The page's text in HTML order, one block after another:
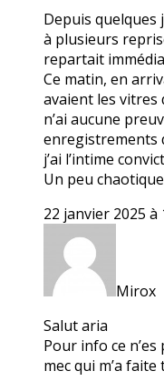
Depuis quelques
à plusieurs
repartait
Ce matin, en
avaient les vitres
n’ai aucune
enregistrements
j’ai l’intime
Un peu
22 janvier 2025 à
Mirox
Salut aria
Pour info ce n’es
mec qui m’a faite